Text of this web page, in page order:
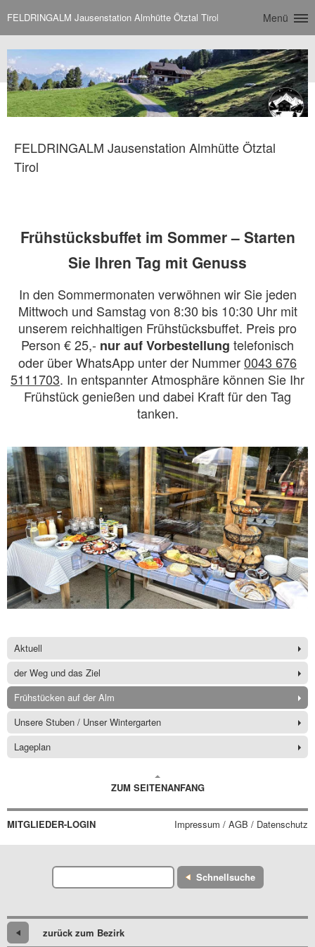
FELDRINGALM Jausenstation Almhütte Ötztal Tirol Menü
FELDRINGALM Jausenstation Almhütte Ötztal
Tirol
Frühstücksbuffet im Sommer – Starten
Sie Ihren Tag mit Genuss
In den Sommermonaten verwöhnen wir Sie jeden
Mittwoch und Samstag von 8:30 bis 10:30 Uhr mit
unserem reichhaltigen Frühstücksbuffet. Preis pro
Person € 25,- nur auf Vorbestellung telefonisch
oder über WhatsApp unter der Nummer0043 676
5111703. In entspannter Atmosphäre können Sie Ihr
Frühstück genießen und dabei Kraft für den Tag
tanken.
Aktuell
der Weg und das Ziel
Frühstücken auf der Alm
Unsere Stuben / Unser Wintergarten
Lageplan
ZUM SEITENANFANG
MITGLIEDER-LOGIN Impressum / AGB / Datenschutz
Schnellsuche
zurück zum Bezirk